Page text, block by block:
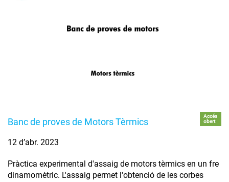
Banc de proves de Motors Tèrmics
Accés
obert
12 d’abr. 2023
Pràctica experimental d'assaig de motors tèrmics en un fre
dinamomètric. L'assaig permet l'obtenció de les corbes